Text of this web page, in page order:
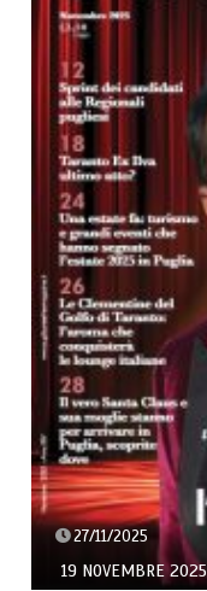
27/11/2025
19 NOVEMBRE 2025